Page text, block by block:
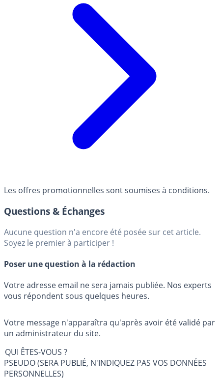
Les offres promotionnelles sont soumises à conditions.
Questions & Échanges
Aucune question n'a encore été posée sur cet article.
Soyez le premier à participer !
Poser une question à la rédaction
Votre adresse email ne sera jamais publiée. Nos experts
vous répondent sous quelques heures.
Votre message n'apparaîtra qu'après avoir été validé par
un administrateur du site.
QUI ÊTES-VOUS ?
PSEUDO (SERA PUBLIÉ, N'INDIQUEZ PAS VOS DONNÉES
PERSONNELLES)